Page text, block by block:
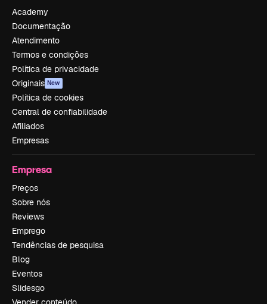
Academy
Documentação
Atendimento
Termos e condições
Política de privacidade
Originais New
Política de cookies
Central de confiabilidade
Afiliados
Empresas
Empresa
Preços
Sobre nós
Reviews
Emprego
Tendências de pesquisa
Blog
Eventos
Slidesgo